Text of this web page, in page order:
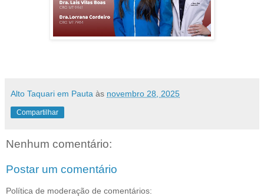
Alto Taquari em Pauta às novembro 28, 2025
Compartilhar
Nenhum comentário:
Postar um comentário
Política de moderação de comentários: